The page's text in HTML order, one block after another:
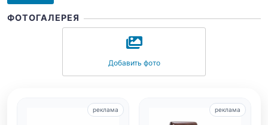
ФОТОГАЛЕРЕЯ
Добавить фото
реклама реклама